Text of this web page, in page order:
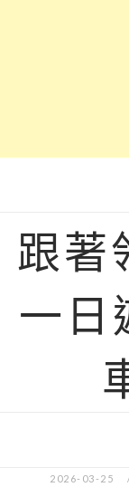
跟著
一日
2026-03-25